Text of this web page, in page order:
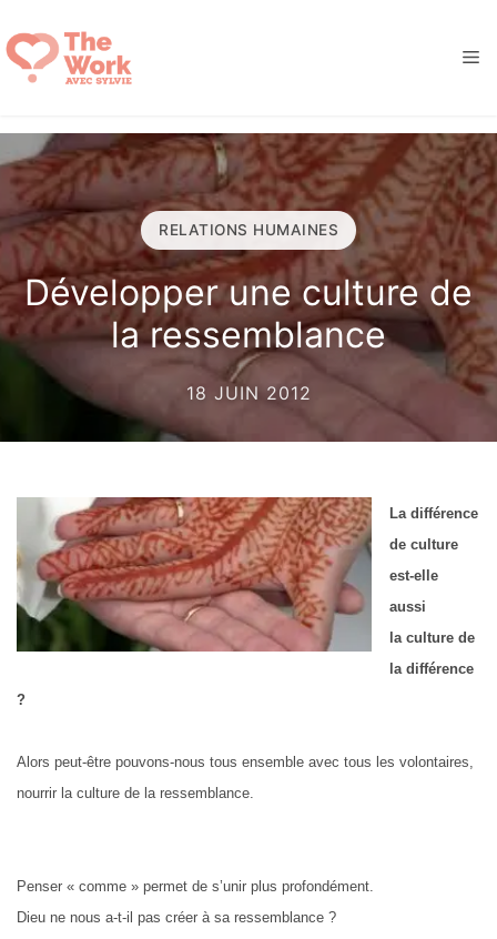
au
contenu
RELATIONS HUMAINES
Développer une culture de
la ressemblance
18 JUIN 2012
La différence
de culture
est-elle
aussi
la culture de
la différence
?
Alors peut-être pouvons-nous tous ensemble avec tous les volontaires,
nourrir la culture de la ressemblance.
Penser « comme » permet de s’unir plus profondément.
Dieu ne nous a-t-il pas créer à sa ressemblance ?